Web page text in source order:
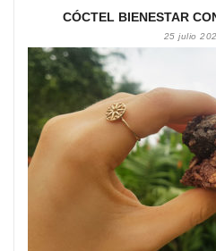
CÓCTEL BIENESTAR
25 julio